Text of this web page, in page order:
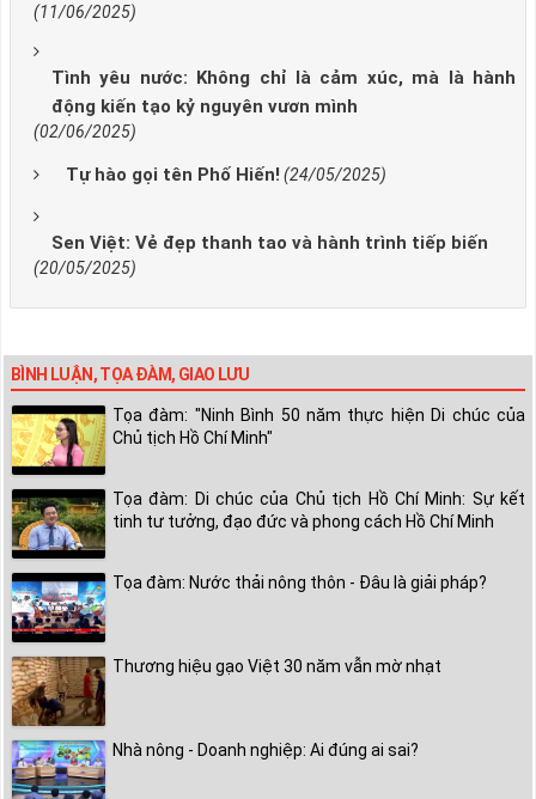
(11/06/2025)
Tình yêu nước: Không chỉ là cảm xúc, mà là hành
động kiến tạo kỷ nguyên vươn mình
(02/06/2025)
Tự hào gọi tên Phố Hiến! (24/05/2025)
Sen Việt: Vẻ đẹp thanh tao và hành trình tiếp biến
(20/05/2025)
BÌNH LUẬN, TỌA ĐÀM, GIAO LƯU
Tọa đàm: "Ninh Bình 50 năm thực hiện Di chúc của
Chủ tịch Hồ Chí Minh"
Tọa đàm: Di chúc của Chủ tịch Hồ Chí Minh: Sự kết
tinh tư tưởng, đạo đức và phong cách Hồ Chí Minh
Tọa đàm: Nước thải nông thôn - Đâu là giải pháp?
Thương hiệu gạo Việt 30 năm vẫn mờ nhạt
Nhà nông - Doanh nghiệp: Ai đúng ai sai?